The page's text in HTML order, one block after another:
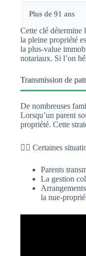
Plus de 91 ans
Cette clé détermine
la pleine propriété
la plus-value
notariaux. Si l’on
Transmission de
De nombreuses
Lorsqu’un parent
propriété. Cette
👉🏻 Certaines
Parents
La gestion
la nue-